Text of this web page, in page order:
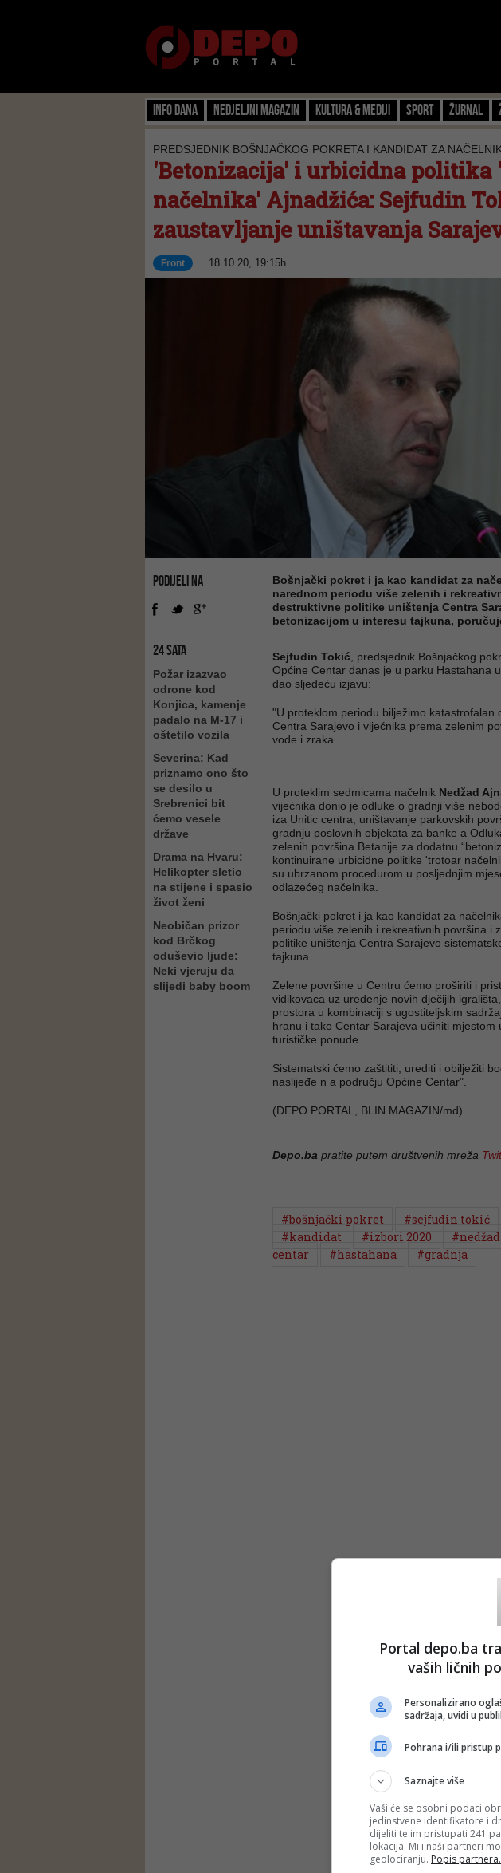
Info dana Nedjeljni magazin Kultura & Mediji Sport Žurnal
PREDSJEDNIK BOŠNJAČKOG POKRETA I KANDIDAT ZA
'Betonizacija' i urbicidna politika
načelnika' Ajnadžića: Sejfudin
zaustavljanje uništavanja
Front 18.10.20, 19:15h
PODIJELI NA
24 SATA
Požar izazvao
odrone kod
Konjica, kamenje
padalo na M-17 i
oštetilo vozila
Severina: Kad
priznamo ono što
se desilo u
Srebrenici bit
ćemo vesele
države
Drama na Hvaru:
Helikopter sletio
na stijene i spasio
život ženi
Neobičan prizor
kod Brčkog
oduševio ljude:
Neki vjeruju da
slijedi baby boom
Bošnjački pokret i ja kao kandidat za
narednom periodu više zelenih i
destruktivne politike uništenja Centra
betonizacijom u interesu tajkuna,
Sejfudin Tokić , predsjednik Bošnjačkog
Općine Centar danas je u parku Hastahana
dao sljedeću izjavu:
"U proteklom periodu bilježimo katastrofalan
Centra Sarajevo i vijećnika prema zelenim
vode i zraka.
U proteklim sedmicama načelnik Nedžad
vijećnika donio je odluke o gradnji više
iza Unitic centra, uništavanje parkovskih
gradnju poslovnih objekata za banke a
zelenih površina Betanije za dodatnu
kontinuirane urbicidne politike 'trotoar
su ubrzanom procedurom u posljednjim
odlazećeg načelnika.
Bošnjački pokret i ja kao kandidat za
periodu više zelenih i rekreativnih površina i
politike uništenja Centra Sarajevo
tajkuna.
Zelene površine u Centru ćemo proširiti i
vidikovaca uz uređenje novih dječijih
prostora u kombinaciji s ugostiteljskim
hranu i tako Centar Sarajeva učiniti mjestom
turističke ponude.
Sistematski ćemo zaštititi, urediti i obilježiti
naslijeđe n a području Općine Centar".
(DEPO PORTAL, BLIN MAGAZIN/md)
Depo.ba pratite putem društvenih mreža
#bošnjački pokret #sejfudin tokić
#kandidat
#izbori 2020
centar
#hastahana #gradnja
Portal depo.ba
vaših ličnih
Personalizirano
sadržaja, uvidi u
Pohrana i/ili pristup
Saznajte više
Vaši će se osobni podaci
jedinstvene identifikatore i
dijeliti te im pristupati 241
lokacija. Mi i naši partneri
geolociranju. Popis partnera.